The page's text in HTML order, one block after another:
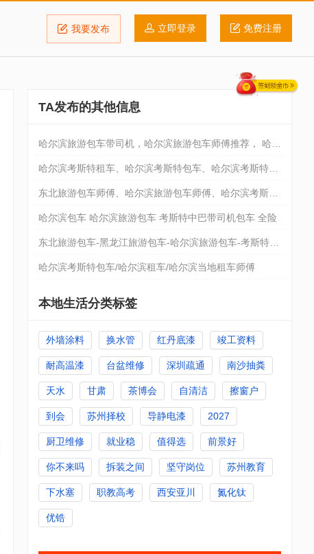
我要发布 立即登录 免费注册
TA发布的其他信息
哈尔滨旅游包车带司机，哈尔滨旅游包车师傅推荐， 哈尔
滨包车。
哈尔滨考斯特租车、哈尔滨考斯特包车、哈尔滨考斯特租
车带司机
东北旅游包车师傅、哈尔滨旅游包车师傅、哈尔滨考斯特
包车师傅 哈尔滨包车 哈尔滨旅游包车 考斯特中巴带司机包车 全险
东北旅游包车-黑龙江旅游包车-哈尔滨旅游包车-考斯特租
车。
哈尔滨考斯特包车/哈尔滨租车/哈尔滨当地租车师傅
本地生活分类标签
外墙涂料 换水管 红丹底漆 竣工资料
耐高温漆 台盆维修 深圳疏通 南沙抽粪
天水 甘肃 茶博会 自清洁 擦窗户
到会 苏州择校 导静电漆 2027
厨卫维修 就业稳 值得选 前景好
你不来吗 拆装之间 坚守岗位 苏州教育
下水塞 职教高考 西安亚川 氮化钛
优锆